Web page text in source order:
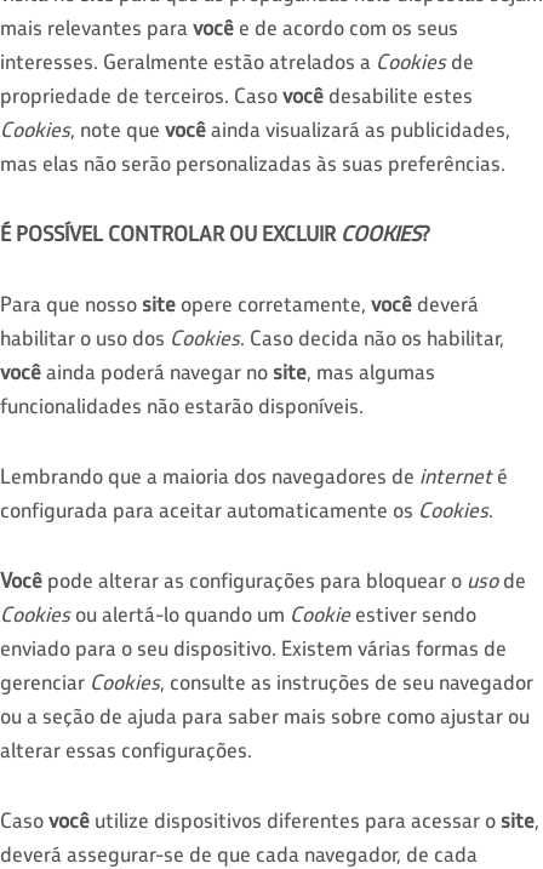
mais relevantes paravocê e de acordo com os seus
interesses. Geralmente estão atrelados a Cookiesde
propriedade de terceiros. Casovocê desabilite estes
Cookies, note que vocêainda visualizará as publicidades,
mas elas não serão personalizadas às suas preferências.
É POSSÍVEL CONTROLAR OU EXCLUIR COOKIES?
Para que nosso site opere corretamente, você deverá
habilitar o uso dos Cookies. Caso decida não os habilitar,
vocêainda poderá navegar no site, mas algumas
funcionalidades não estarão disponíveis.
Lembrando que a maioria dos navegadores de interneté
configurada para aceitar automaticamente os Cookies.
Você pode alterar as configurações para bloquear o usode
Cookiesou alertá-lo quando um Cookieestiver sendo
enviado para o seu dispositivo. Existem várias formas de
gerenciar Cookies, consulte as instruções de seu navegador
ou a seção de ajuda para saber mais sobre como ajustar ou
alterar essas configurações.
Casovocê utilize dispositivos diferentes para acessar o site,
deverá assegurar-se de que cada navegador, de cada